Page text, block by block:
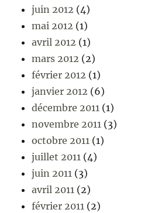
juin 2012 (4)
mai 2012 (1)
avril 2012 (1)
mars 2012 (2)
février 2012 (1)
janvier 2012 (6)
décembre 2011 (1)
novembre 2011 (3)
octobre 2011 (1)
juillet 2011 (4)
juin 2011 (3)
avril 2011 (2)
février 2011 (2)